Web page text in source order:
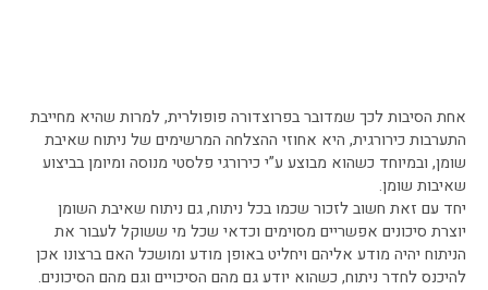
אחת הסיבות לכך שמדובר בפרוצדורה פופולרית, למרות שהיא מחייבת
התערבות כירורגית, היא אחוזי ההצלחה המרשימים של ניתוח שאיבת
שומן, ובמיוחד כשהוא מבוצע ע”י כירורגי פלסטי מנוסה ומיומן בביצוע
שאיבות שומן.
יחד עם זאת חשוב לזכור שכמו בכל ניתוח, גם ניתוח שאיבת השומן
יוצרת סיכונים אפשריים מסוימים וכדאי שכל מי ששוקל לעבור את
הניתוח יהיה מודע אליהם ויחליט באופן מודע ומושכל האם ברצונו אכן
להיכנס לחדר ניתוח, כשהוא יודע גם מהם הסיכויים וגם מהם הסיכונים.